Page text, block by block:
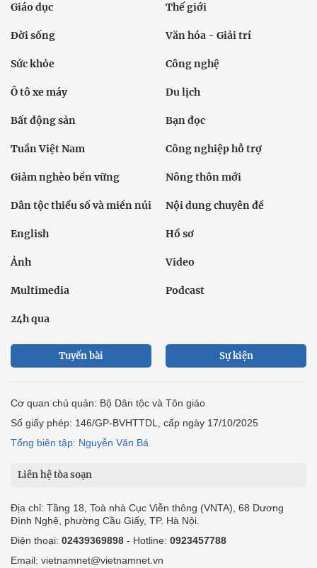
Giáo dục Thế giới
Đời sống Văn hóa - Giải trí
Sức khỏe Công nghệ
Ô tô xe máy Du lịch
Bất động sản Bạn đọc
Tuần Việt Nam Công nghiệp hỗ trợ
Giảm nghèo bền vững Nông thôn mới
Dân tộc thiểu số và miền núi Nội dung chuyên đề
English Hồ sơ
Ảnh Video
Multimedia Podcast
24h qua
Tuyến bài Sự kiện
Cơ quan chủ quản: Bộ Dân tộc và Tôn giáo
Số giấy phép: 146/GP-BVHTTDL, cấp ngày 17/10/2025
Tổng biên tập: Nguyễn Văn Bá
Liên hệ tòa soạn
Địa chỉ: Tầng 18, Toà nhà Cục Viễn thông (VNTA), 68 Dương
Đình Nghệ, phường Cầu Giấy, TP. Hà Nội.
Điện thoại: 02439369898 - Hotline: 0923457788
Email: vietnamnet@vietnamnet.vn